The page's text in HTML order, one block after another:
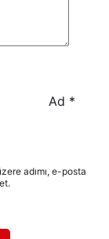
Ad *
adımı, e-posta